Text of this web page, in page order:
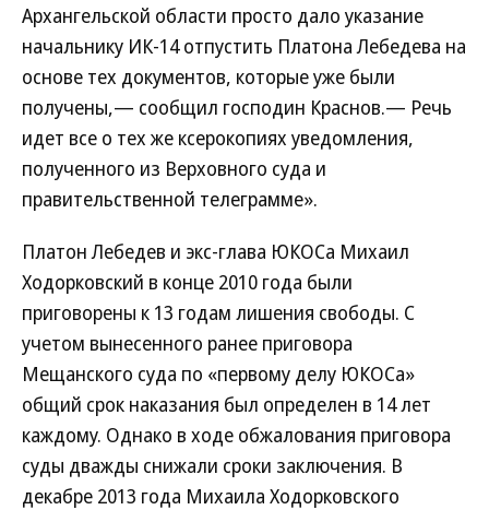
Архангельской области просто дало указание
начальнику ИК-14 отпустить Платона Лебедева на
основе тех документов, которые уже были
получены,— сообщил господин Краснов.— Речь
идет все о тех же ксерокопиях уведомления,
полученного из Верховного суда и
правительственной телеграмме».
Платон Лебедев и экс-глава ЮКОСа Михаил
Ходорковский в конце 2010 года были
приговорены к 13 годам лишения свободы. С
учетом вынесенного ранее приговора
Мещанского суда по «первому делу ЮКОСа»
общий срок наказания был определен в 14 лет
каждому. Однако в ходе обжалования приговора
суды дважды снижали сроки заключения. В
декабре 2013 года Михаила Ходорковского